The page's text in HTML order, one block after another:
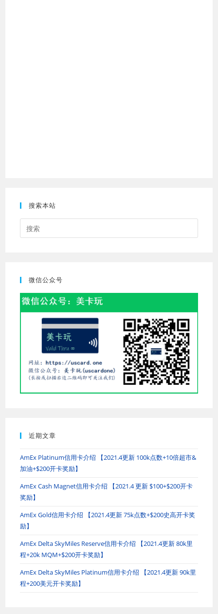
搜索本站
微信公众号
近期文章
AmEx Platinum信用卡介绍 【2021.4更新 100k点数+10倍超市&
加油+$200开卡奖励】
AmEx Cash Magnet信用卡介绍 【2021.4 更新 $100+$200开卡
奖励】
AmEx Gold信用卡介绍 【2021.4更新 75k点数+$200史高开卡奖
励】
AmEx Delta SkyMiles Reserve信用卡介绍 【2021.4更新 80k里
程+20k MQM+$200开卡奖励】
AmEx Delta SkyMiles Platinum信用卡介绍 【2021.4更新 90k里
程+200美元开卡奖励】